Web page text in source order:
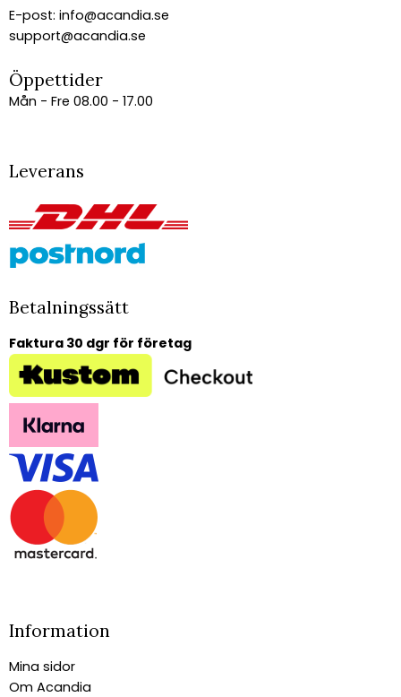
E-post: info@acandia.se
support@acandia.se
Öppettider
Mån - Fre 08.00 - 17.00
Leverans
Betalningssätt
Faktura 30 dgr för företag
Information
Mina sidor
Om Acandia